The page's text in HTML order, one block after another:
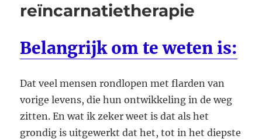
reïncarnatietherapie
Belangrijk om te weten is:
Dat veel mensen rondlopen met flarden van
vorige levens, die hun ontwikkeling in de weg
zitten. En wat ik zeker weet is dat als het
grondig is uitgewerkt dat het, tot in het diepste